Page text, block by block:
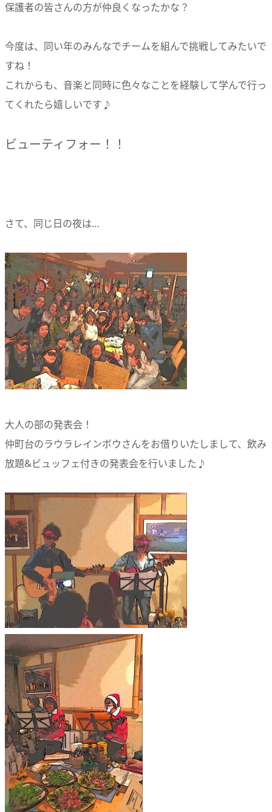
保護者の皆さんの方が仲良くなったかな？
今度は、同い年のみんなでチームを組んで挑戦してみたいで
すね！
これからも、音楽と同時に色々なことを経験して学んで行っ
てくれたら嬉しいです♪
ビューティフォー！！
さて、同じ日の夜は…
大人の部の発表会！
仲町台のラウラレインボウさんをお借りいたしまして、飲み
放題&ビュッフェ付きの発表会を行いました♪